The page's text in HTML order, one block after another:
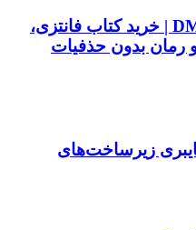
فروشگاه کتاب DMDBook | خرید کتاب فانتزی،
رمان بدون حذفیات
زیرساخت‌های